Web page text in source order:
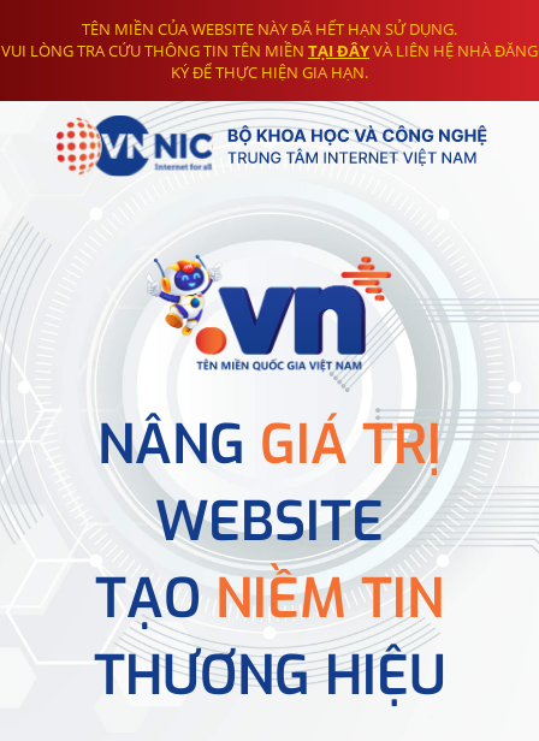
TÊN MIỀN CỦA WEBSITE NÀY ĐÃ HẾT HẠN SỬ DỤNG.
VUI LÒNG TRA CỨU THÔNG TIN TÊN MIỀN TẠI ĐÂYVÀ LIÊN HỆ NHÀ ĐĂNG
KÝ ĐỂ THỰC HIỆN GIA HẠN.
NÂNG GIÁ TRỊ
WEBSITE
TẠONIỀM TIN
THƯƠNG HIỆU